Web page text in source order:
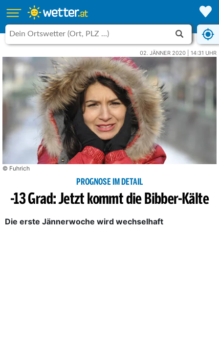
02. JÄNNER 2020 | 14:31 UHR
© Fuhrich
PROGNOSE IM DETAIL
-13 Grad: Jetzt kommt die Bibber-Kälte
Die erste Jännerwoche wird wechselhaft